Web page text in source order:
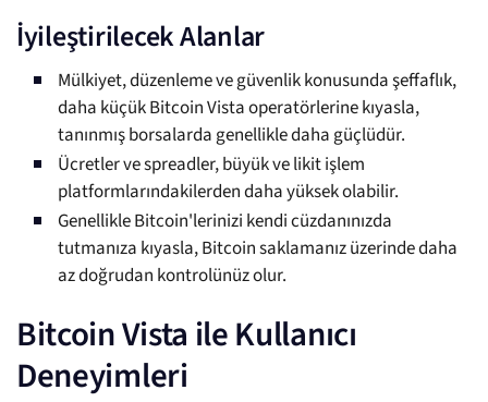
İyileştirilecek Alanlar
Mülkiyet, düzenleme ve güvenlik konusunda şeffaflık,
daha küçük Bitcoin Vista operatörlerine kıyasla,
tanınmış borsalarda genellikle daha güçlüdür.
Ücretler ve spreadler, büyük ve likit işlem
platformlarındakilerden daha yüksek olabilir.
Genellikle Bitcoin'lerinizi kendi cüzdanınızda
tutmanıza kıyasla, Bitcoin saklamanız üzerinde daha
az doğrudan kontrolünüz olur.
Bitcoin Vista ile Kullanıcı
Deneyimleri